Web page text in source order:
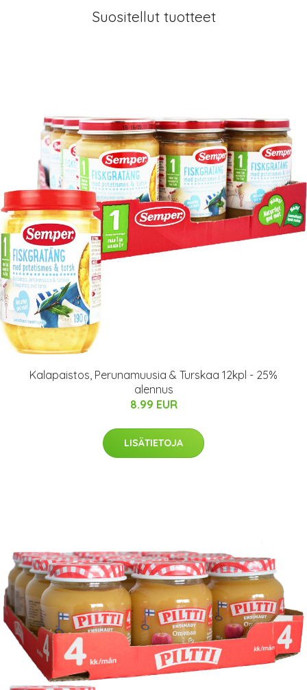
Suositellut tuotteet
Kalapaistos, Perunamuusia & Turskaa 12kpl - 25%
alennus
8.99 EUR
LISÄTIETOJA